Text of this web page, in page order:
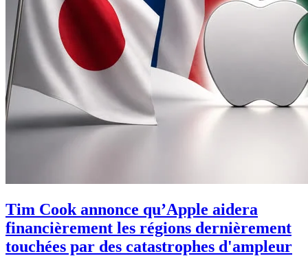
Tim Cook annonce qu’Apple aidera
financièrement les régions dernièrement
touchées par des catastrophes d'ampleur